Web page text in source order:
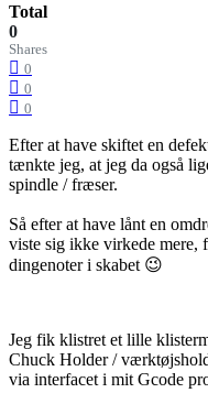
Total
0
Shares
0
0
0
Efter at have skiftet en
tænkte jeg, at jeg da også
spindle / fræser.
Så efter at have lånt en
viste sig ikke virkede mere,
dingenoter i skabet 😉
Jeg fik klistret et lille
Chuck Holder /
via interfacet i mit Gcode